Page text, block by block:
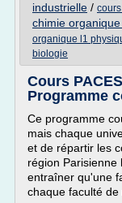
industrielle /
chimie
organique l1
biologie
Cours
Programme
Ce programme
mais chaque
et de répartir les
région Parisienne
entraîner qu'une
chaque faculté de